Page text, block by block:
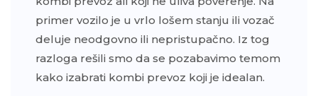
primer vozilo je u vrlo lošem stanju ili vozač
deluje neodgovno ili nepristupačno. Iz tog
razloga rešili smo da se pozabavimo temom
kako izabrati kombi prevoz koji je idealan.